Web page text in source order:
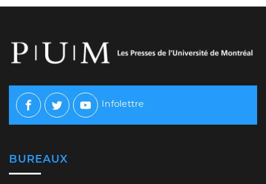
Facebook
TwitterYoutube
Infolettre
BUREAUX